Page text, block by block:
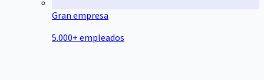
Gran empresa
5.000+ empleados